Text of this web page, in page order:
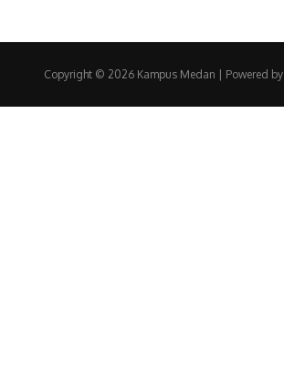
Copyright © 2026 Kampus Medan | Powered by